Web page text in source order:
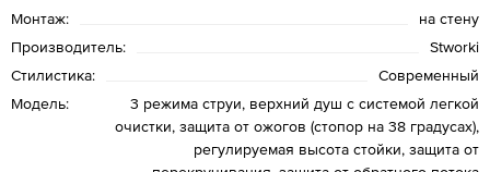
Монтаж:
на стену
Производитель:
Stworki
Стилистика:
Современный
Модель:
3 режима струи, верхний душ с системой легкой
очистки, защита от ожогов (стопор на 38 градусах),
регулируемая высота стойки, защита от